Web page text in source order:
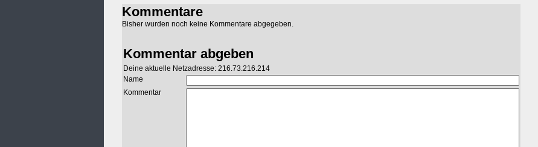
Kommentare
Bisher wurden noch keine Kommentare abgegeben.
Kommentar abgeben
Deine aktuelle Netzadresse: 216.73.216.214
Name
Kommentar